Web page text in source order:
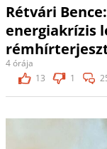
Rétvári
energiakrízis
4 órája
13
1